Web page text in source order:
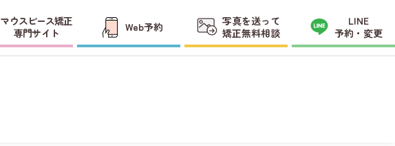
マウスピース矯正
専門サイト
Web予約
写真を送って
矯正無料相談
LINE
予約・変更